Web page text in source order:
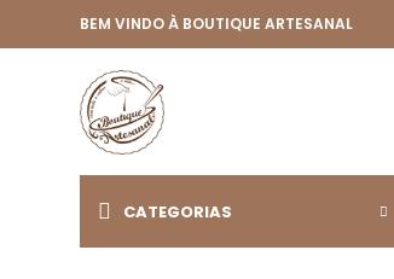
BEM VINDO À BOUTIQUE ARTESANAL
CATEGORIAS